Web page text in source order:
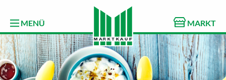
MENÜ MARKT